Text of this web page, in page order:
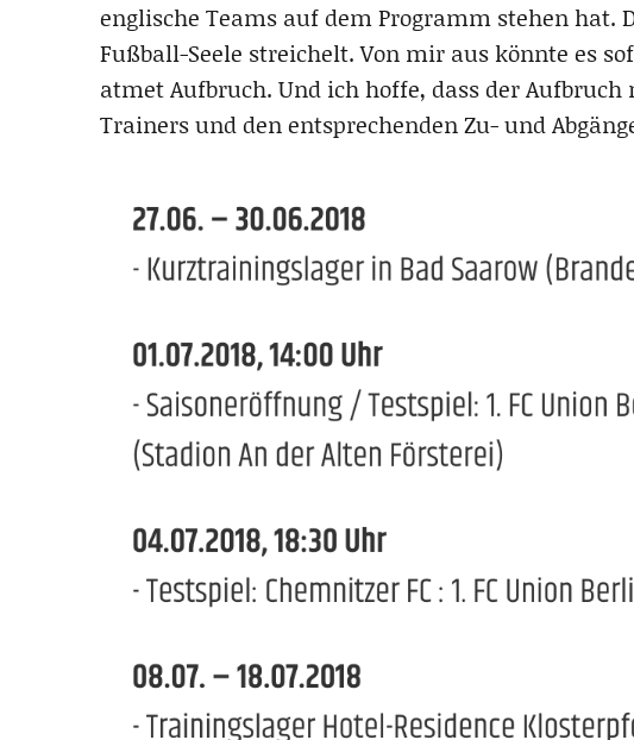
englische Teams auf dem Programm stehen hat.
Fußball-Seele streichelt. Von mir aus könnte es
atmet Aufbruch. Und ich hoffe, dass der
Trainers und den entsprechenden Zu- und